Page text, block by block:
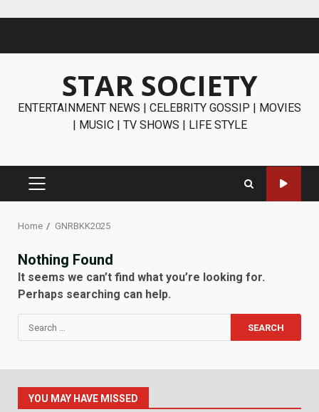
STAR SOCIETY
ENTERTAINMENT NEWS | CELEBRITY GOSSIP | MOVIES
| MUSIC | TV SHOWS | LIFE STYLE
PRIMARY
Home GNRBKK2025
Nothing Found
It seems we can’t find what you’re looking for.
Perhaps searching can help.
Search
for:
YOU MAY HAVE MISSED